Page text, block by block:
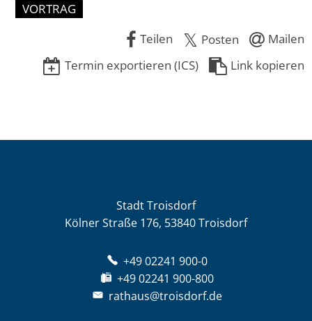
VORTRAG
Teilen
Posten
Mailen
Termin exportieren (ICS)
Link kopieren
Stadt Troisdorf
Kölner Straße 176, 53840 Troisdorf
+49 02241 900-0
+49 02241 900-800
rathaus@troisdorf.de